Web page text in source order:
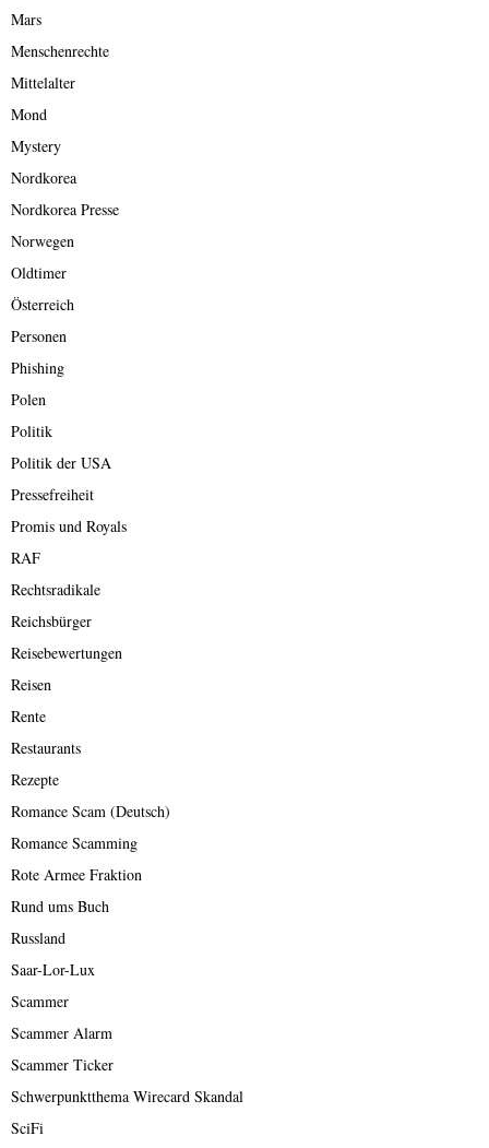
Mars
Menschenrechte
Mittelalter
Mond
Mystery
Nordkorea
Nordkorea Presse
Norwegen
Oldtimer
Österreich
Personen
Phishing
Polen
Politik
Politik der USA
Pressefreiheit
Promis und Royals
RAF
Rechtsradikale
Reichsbürger
Reisebewertungen
Reisen
Rente
Restaurants
Rezepte
Romance Scam (Deutsch)
Romance Scamming
Rote Armee Fraktion
Rund ums Buch
Russland
Saar-Lor-Lux
Scammer
Scammer Alarm
Scammer Ticker
Schwerpunktthema Wirecard Skandal
SciFi